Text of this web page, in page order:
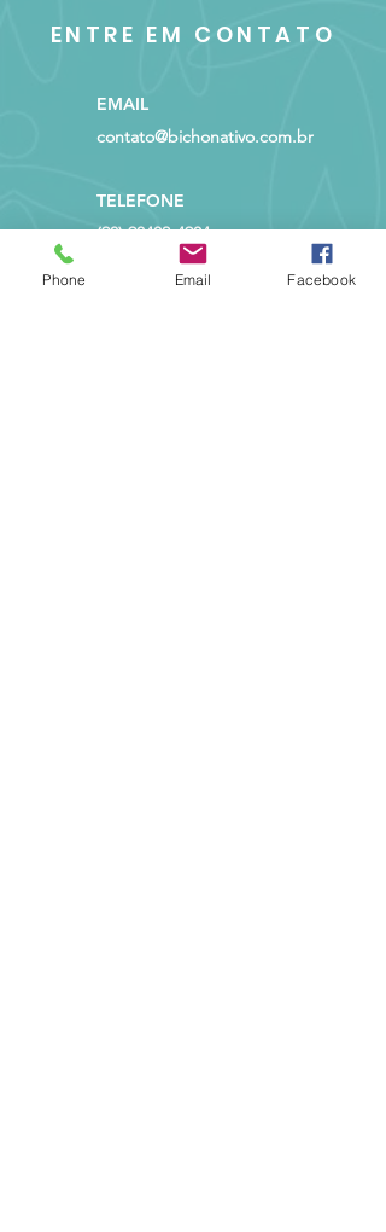
ENTRE EM CONTATO
EMAIL
contato@bichonativo.com.br
TELEFONE
(98) 98402-4904
Phone Email Facebook